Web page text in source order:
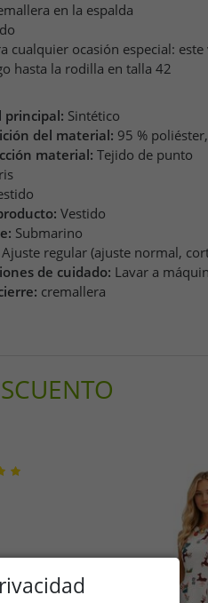
en la espalda
cualquier ocasión especial:
hasta la rodilla en talla 42
principal: Sintético
del material: 95 %
material: Tejido de punto
Vestido
Submarino
Ajuste regular (ajuste normal,
de cuidado: Lavar a
cremallera